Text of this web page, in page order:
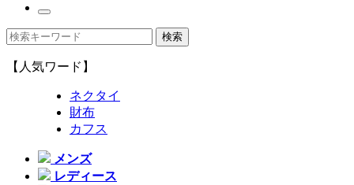
【人気ワード】
ネクタイ
財布
カフス
メンズ
レディース